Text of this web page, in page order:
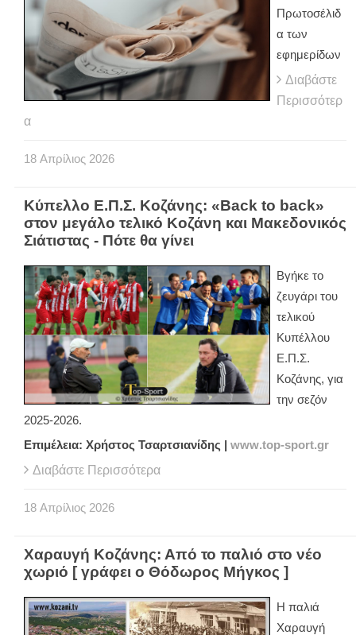
Πρωτοσέλιδ
α των
εφημερίδων
Διαβάστε
Περισσότερ
α
18 Απρίλιος 2026
Κύπελλο Ε.Π.Σ. Κοζάνης: «Back to back»
στον μεγάλο τελικό Κοζάνη και Μακεδονικός
Σιάτιστας - Πότε θα γίνει
Βγήκε το
ζευγάρι του
τελικού
Κυπέλλου
Ε.Π.Σ.
Κοζάνης, για
την σεζόν
2025-2026.
Επιμέλεια: Χρήστος Τσαρτσιανίδης | www.top-sport.gr
Διαβάστε Περισσότερα
18 Απρίλιος 2026
Χαραυγή Κοζάνης: Από το παλιό στο νέο
χωριό [ γράφει ο Θόδωρος Μήγκος ]
Η παλιά
Χαραυγή